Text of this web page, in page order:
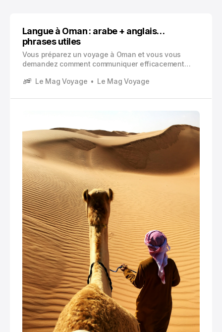
Langue à Oman : arabe + anglais…
phrases utiles
Vous préparez un voyage à Oman et vous vous
demandez comment communiquer efficacement
officielle en Oman mérite votre attention avant de
persique
Le Mag Voyage Le Mag Voyage